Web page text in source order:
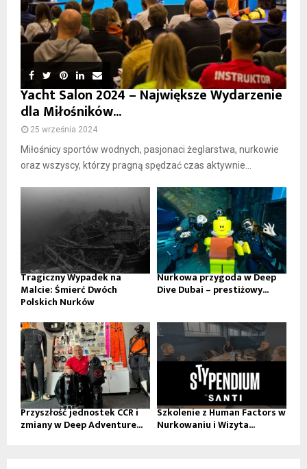
Yacht Salon 2024 – Największe Wydarzenie
dla Miłośników...
25 września 2024
Miłośnicy sportów wodnych, pasjonaci żeglarstwa, nurkowie
oraz wszyscy, którzy pragną spędzać czas aktywnie...
Tragiczny Wypadek na
Malcie: Śmierć Dwóch
Polskich Nurków
Nurkowa przygoda w Deep
Dive Dubai – prestiżowy...
Przyszłość jednostek CCR i
zmiany w Deep Adventure...
Szkolenie z Human Factors w
Nurkowaniu i Wizyta...